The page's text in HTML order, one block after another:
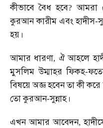
কীভাবে বৈধ হবে?আমরা
কুরআন কারীম এবং হাদীস-
হয়।
আমার ধারণা, ঐ আহলে
মুসলিম উম্মাহর ফিকহ-
বিষয়েঅজ্ঞহবেনতাকীকরে
তোকুরআন-সুন্নাহ।
এখন আমার আবেদন,